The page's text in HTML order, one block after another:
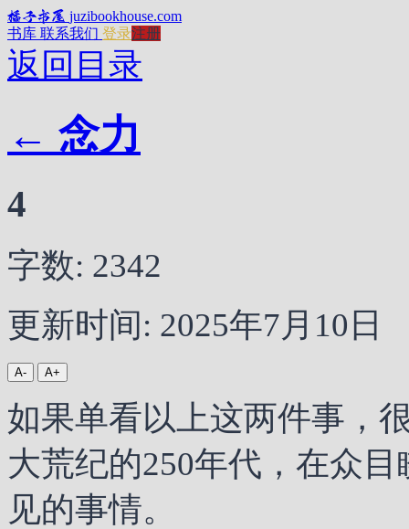
橘子书屋 juzibookhouse.com
书库 联系我们 登录注册
返回目录
← 念力
4
字数: 2342
更新时间: 2025年7月10日
A- A+
如果单看以上这两件事，
大荒纪的250年代，在众
见的事情。